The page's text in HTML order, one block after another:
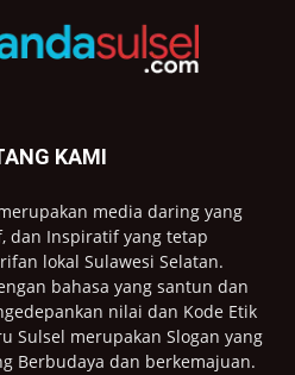
KAMI
merupakan media daring yang
dan Inspiratif yang tetap
lokal Sulawesi Selatan.
bahasa yang santun dan
nilai dan Kode Etik
Sulsel merupakan Slogan yang
Berbudaya dan berkemajuan.